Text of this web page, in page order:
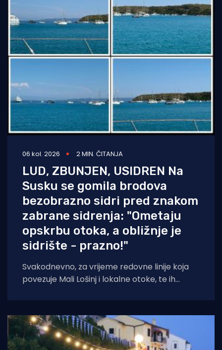
06 kol. 2026 2 MIN. ČITANJA
LUD, ZBUNJEN, USIDREN Na
Susku se gomila brodova
bezobrazno sidri pred znakom
zabrane sidrenja: "Ometaju
opskrbu otoka, a obližnje je
sidrište - prazno!"
Svakodnevno, za vrijeme redovne linije koja
povezuje Mali Lošinj i lokalne otoke, te ih